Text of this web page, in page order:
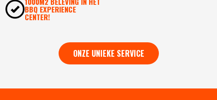
BBQ EXPERIENCE
CENTER!
ONZE UNIEKE SERVICE